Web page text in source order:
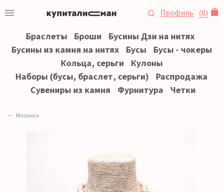
Профиль (0)
Браслеты Броши
Бусины Дзи на нитях
Бусины из камня на нитях
Бусы
Бусы - чокеры
Кольца, серьги
Кулоны
Наборы (бусы, браслет, серьги)
Распродажа
Сувениры из камня
Фурнитура Четки
Мозаика